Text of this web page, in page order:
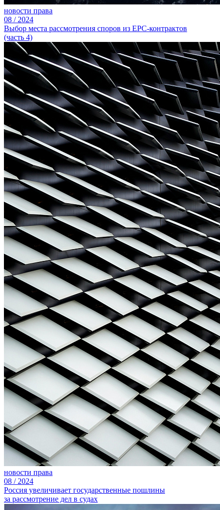
новости права
08 / 2024
Выбор места рассмотрения споров из ЕРС-контрактов
(часть 4)
новости права
08 / 2024
Россия увеличивает государственные пошлины
за рассмотрение дел в судах